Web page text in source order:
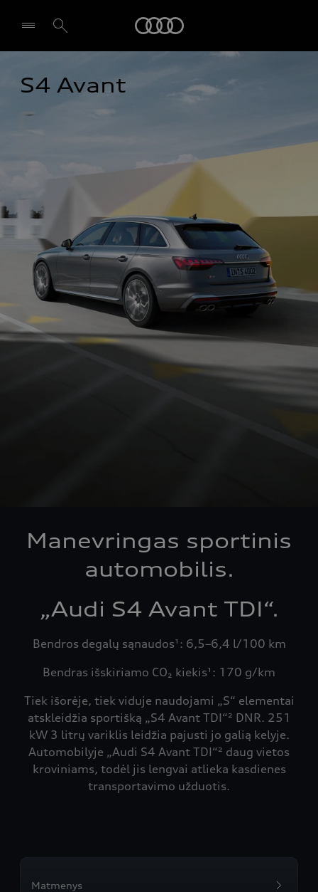
Pasirinkti atstovybę
S4 Avant
Manevringas sportinis
automobilis.
„Audi S4 Avant TDI“.
Bendros degalų sąnaudos¹: 6,5–6,4 l/100 km
Bendras išskiriamo CO₂ kiekis¹: 170 g/km
Tiek išorėje, tiek viduje naudojami „S“ elementai
atskleidžia sportišką „S4 Avant TDI“² DNR. 251
kW 3 litrų variklis leidžia pajusti jo galią kelyje.
Automobilyje „Audi S4 Avant TDI“² daug vietos
kroviniams, todėl jis lengvai atlieka kasdienes
transportavimo užduotis.
Matmenys